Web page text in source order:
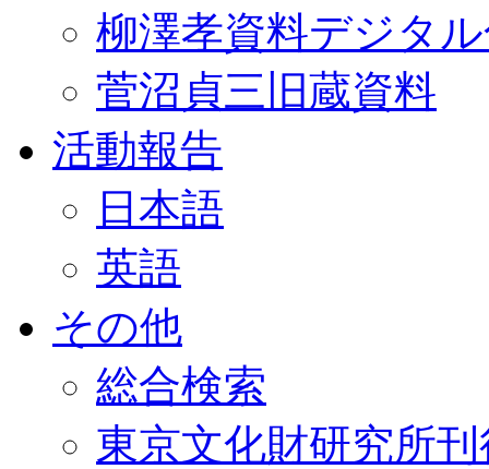
柳澤孝資料デジタ
菅沼貞三旧蔵資料
活動報告
日本語
英語
その他
総合検索
東京文化財研究所